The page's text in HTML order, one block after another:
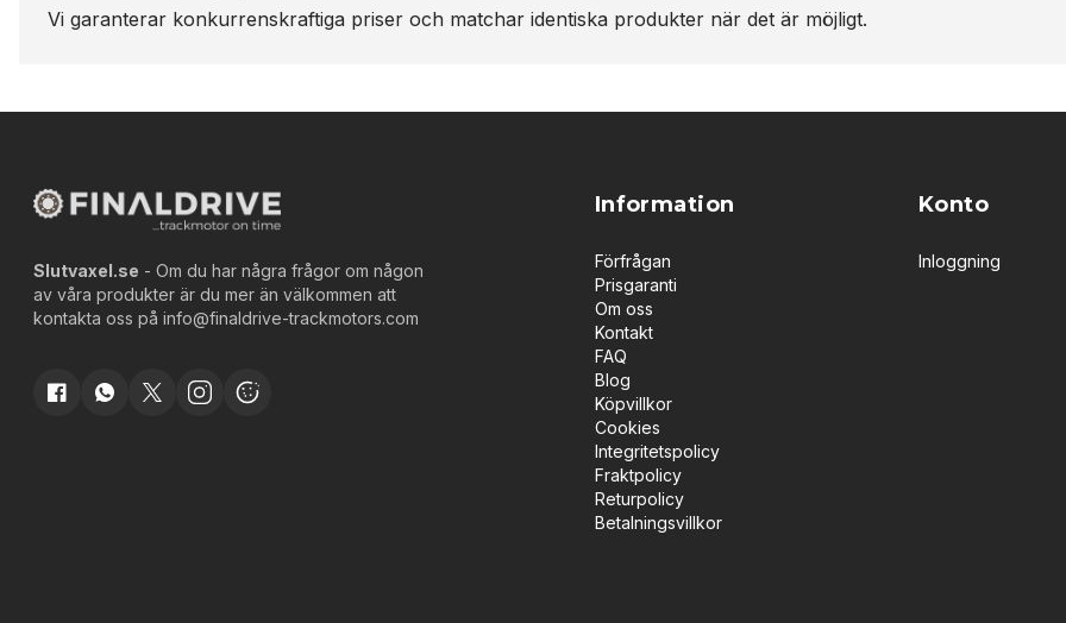
Vi garanterar konkurrenskraftiga priser och matchar identiska produkter när det är möjligt.
Slutvaxel.se - Om du har några frågor om någon
av våra produkter är du mer än välkommen att
kontakta oss på info@finaldrive-trackmotors.com
Information
Förfrågan
Prisgaranti
Om oss
Kontakt
FAQ
Blog
Köpvillkor
Cookies
Integritetspolicy
Fraktpolicy
Returpolicy
Betalningsvillkor
Konto
Inloggning